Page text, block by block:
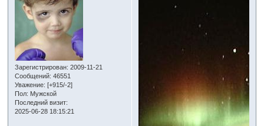
Зарегистрирован: 2009-11-21
Сообщений: 46551
Уважение: [+915/-2]
Пол: Мужской
Последний визит:
2025-06-28 18:15:21